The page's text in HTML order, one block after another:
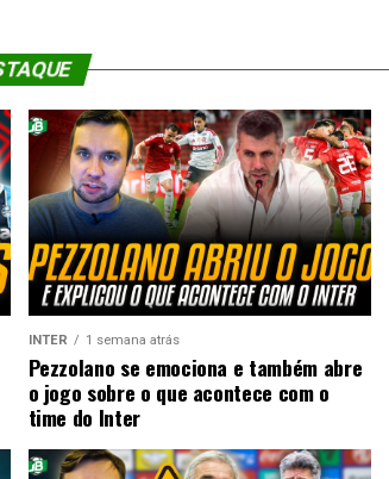
INTER 1 semana atrás
Pezzolano se emociona e também abre
o jogo sobre o que acontece com o
time do Inter